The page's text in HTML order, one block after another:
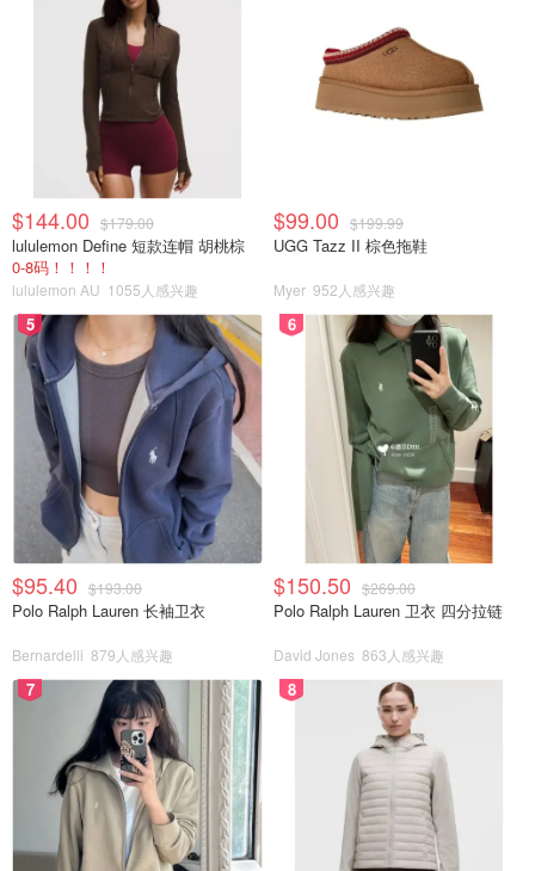
$144.00 $179.00
lululemon Define 短款连帽 胡桃棕
0-8码！！！！
lululemon AU 1055人感兴趣
$99.00 $199.99
UGG Tazz II 棕色拖鞋
Myer 952人感兴趣
5
$95.40 $193.00
Polo Ralph Lauren 长袖卫衣
Bernardelli 879人感兴趣
6
$150.50 $269.00
Polo Ralph Lauren 卫衣 四分拉链
David Jones 863人感兴趣
7 8